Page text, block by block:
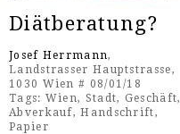
Diätberatung?
Josef Herrmann,
Landstrasser Hauptstrasse,
1030 Wien # 08/01/18
Tags: Wien, Stadt, Geschäft,
Abverkauf,Handschrift,
Papier